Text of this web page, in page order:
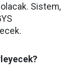
Sistem,